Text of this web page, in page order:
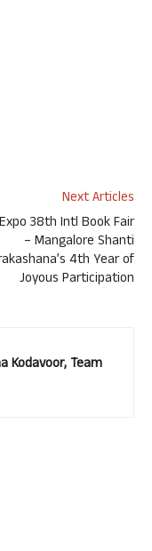
Next Articles
38th Intl Book Fair
– Mangalore Shanti
4th Year of
Joyous Participation
Kodavoor, Team